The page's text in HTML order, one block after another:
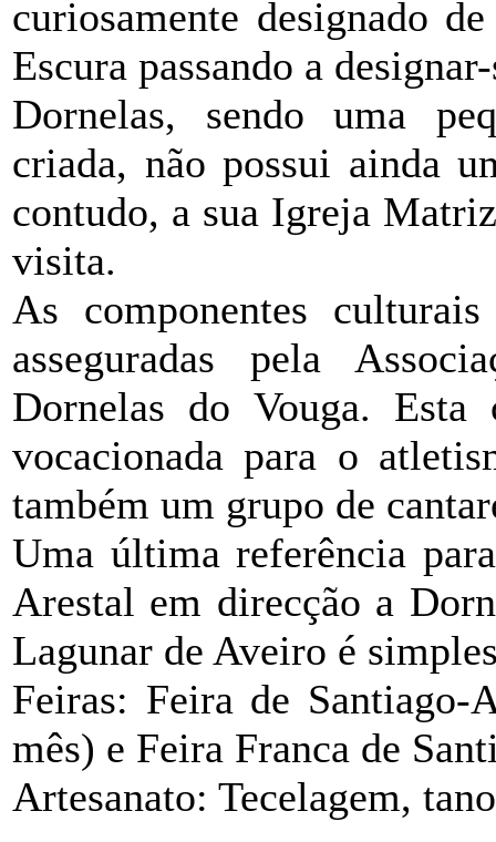
curiosamente designado
Escura passando a
Dornelas, sendo uma
criada, não possui ainda
contudo, a sua Igreja
visita.
As componentes
asseguradas pela
Dornelas do Vouga. Esta
vocacionada para o
também um grupo de
Uma última referência
Arestal em direcção a
Lagunar de Aveiro é
Feiras: Feira de Santiago-
mês) e Feira Franca de
Artesanato: Tecelagem,